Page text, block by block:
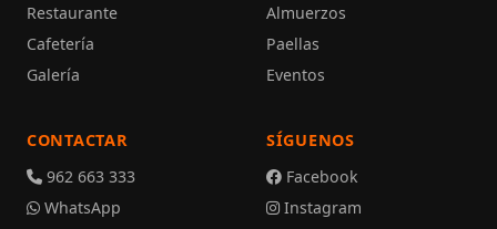
Restaurante
Cafetería
Galería
Almuerzos
Paellas
Eventos
CONTACTAR
962 663 333
WhatsApp
SÍGUENOS
Facebook
Instagram